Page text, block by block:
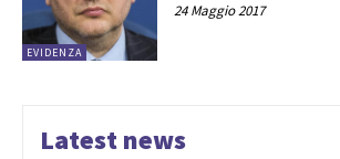
EVIDENZA
24 Maggio 2017
Latest news